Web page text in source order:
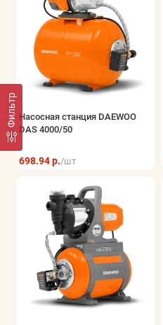
Фильтр Насосная станция DAEWOO
DAS 4000/50
698.94 р./шт